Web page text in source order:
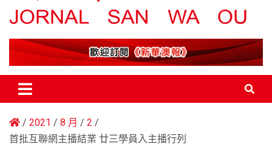
新華澳報
2021 8 月
2
首批互聯網主播結業 廿三學員入主播行列